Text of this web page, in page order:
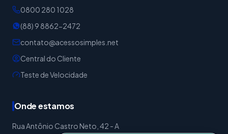
0800 280 1028
(88) 9 8862-2472
contato@acessosimples.net
Central do Cliente
Teste de Velocidade
Onde estamos
Rua Antônio Castro Neto, 42 - A